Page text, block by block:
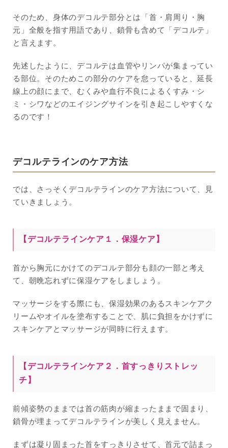
そのため、身体のデコルテ部分とは「首・肩周り・胸
元」全般を指す用語であり、鎖骨も含めて「デコルテ」
と言えます。
先述したように、デコルテは血管やリンパが集まってい
る部位。そのためこの部分のケアを怠っていると、延長
線上の顔にまで、むくみや血行不良によるくすみ・シ
ミ・シワなどのエイジングサインを引き起こしやすくな
るのです！
デコルテラインのケア方法
では、さっそくデコルテラインのケア方法について、見
ていきましょう。
【デコルテラインケア１．保湿ケア】
首から胸元にかけてのデコルテ部分も顔の一部と考え
て、朝晩忘れずに保湿ケアをしましょう。
マッサージをする際にも、保湿効果のあるスキンケアク
リームやオイルを塗布することで、肌に負担をかけずに
スキンケアとマッサージが同時に行えます。
【デコルテラインケア２．首すっきりストレッ
チ】
前傾姿勢のままでは首の筋肉が縮まったままで固まり、
鎖骨が埋まってデコルテラインが美しく見えません。
まずは凝り固まった首をすっきりさせて、首元で詰まっ